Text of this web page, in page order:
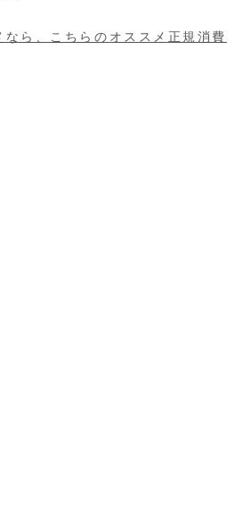
なら、こちらの オススメ正規消費